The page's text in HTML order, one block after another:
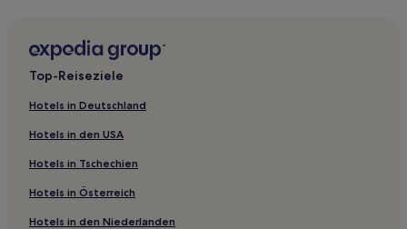
Hotels nahe Quinta do Lago Golf
Hotels nahe Dom Pedro Golf: Pinhal Golf Course
Hotels nahe Kirche von São Lourenço
Hotels nahe Vilamoura Yachthafen
Hotels nahe Dom Pedro Golf: Victoria Golf Course
Hotels nahe Vila Sol Golf
Top-Reiseziele
Hotels in Deutschland
Hotels in den USA
Hotels in Tschechien
Hotels in Österreich
Hotels in den Niederlanden